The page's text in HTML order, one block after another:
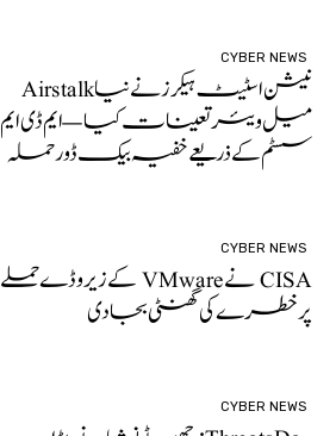
CYBER NEWS
نیشن اسٹیٹ ہیکرز نے نیا Airstalk
میل ویئر تعینات کیا — ایم ڈی ایم
سسٹم کے ذریعے خفیہ بیک ڈورحملہ
CYBER NEWS
CISA نے VMware کے زیرو ڈے حملے
پر خطرے کی گھنٹی بجا دی
CYBER NEWS